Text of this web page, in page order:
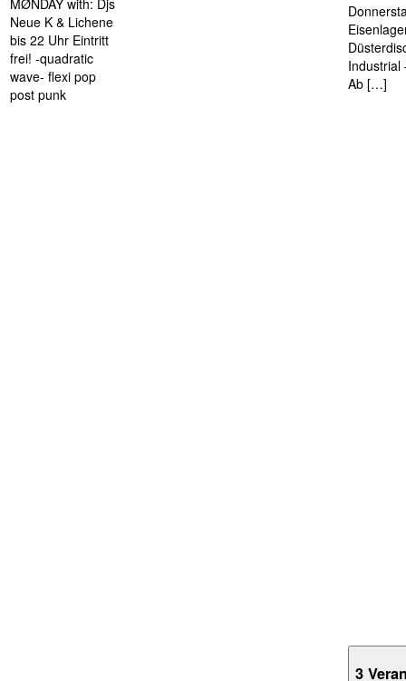
MØNDAY with: Djs
Neue K & Lichene
bis 22 Uhr Eintritt
frei! -quadratic
wave- flexi pop
post punk
Industrial
Ab […]
3